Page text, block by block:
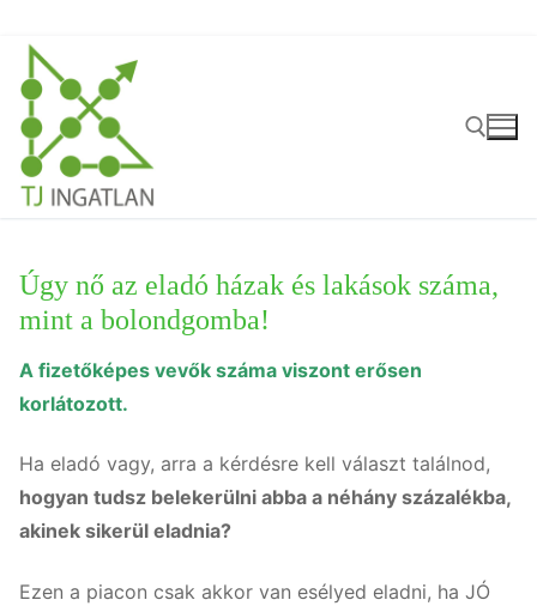
Ugrás
tartalomra
Úgy nő az eladó házak és lakások száma,
mint a bolondgomba!
A fizetőképes vevők száma viszont erősen
korlátozott.
Ha eladó vagy, arra a kérdésre kell választ találnod,
hogyan tudsz belekerülni abba a néhány százalékba,
akinek sikerül eladnia?
Ezen a piacon csak akkor van esélyed eladni, ha JÓ